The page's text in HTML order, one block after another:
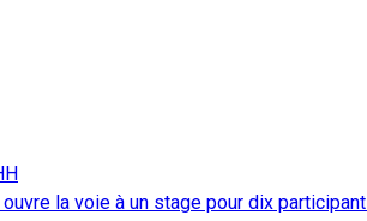
la voie à un stage pour dix